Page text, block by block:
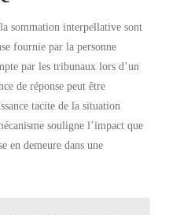
sommation interpellative sont
fournie par la personne
par les tribunaux lors d’un
de réponse peut être
tacite de la situation
souligne l’impact que
en demeure dans une